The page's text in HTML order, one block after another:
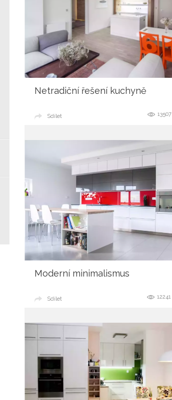
Netradiční řešení kuchyně
13507
Sdílet
Moderní minimalismus
12241
Sdílet